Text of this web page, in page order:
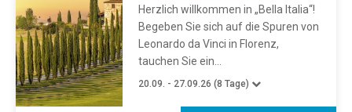
Herzlich willkommen in „Bella Italia“!
Begeben Sie sich auf die Spuren von
Leonardo da Vinci in Florenz,
tauchen Sie ein...
20.09. - 27.09.26 (8 Tage)